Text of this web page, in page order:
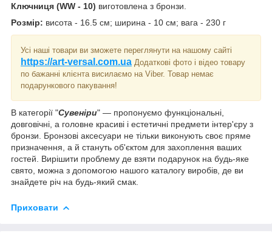
Ключниця (WW - 10) виготовлена з бронзи.
Розмір: висота - 16.5 см; ширина - 10 см; вага - 230 г
Усі наші товари ви зможете переглянути на нашому сайті
https://art-versal.com.ua Додаткові фото і відео товару
по бажанні клієнта висилаємо на Viber. Товар немає
подарункового пакування!
В категорії "Сувеніри" ― пропонуємо функціональні,
довговічні, а головне красиві і естетичні предмети інтер'єру з
бронзи. Бронзові аксесуари не тільки виконують своє пряме
призначення, а й стануть об'єктом для захоплення ваших
гостей. Вирішити проблему де взяти подарунок на будь-яке
свято, можна з допомогою нашого каталогу виробів, де ви
знайдете річ на будь-який смак.
Приховати